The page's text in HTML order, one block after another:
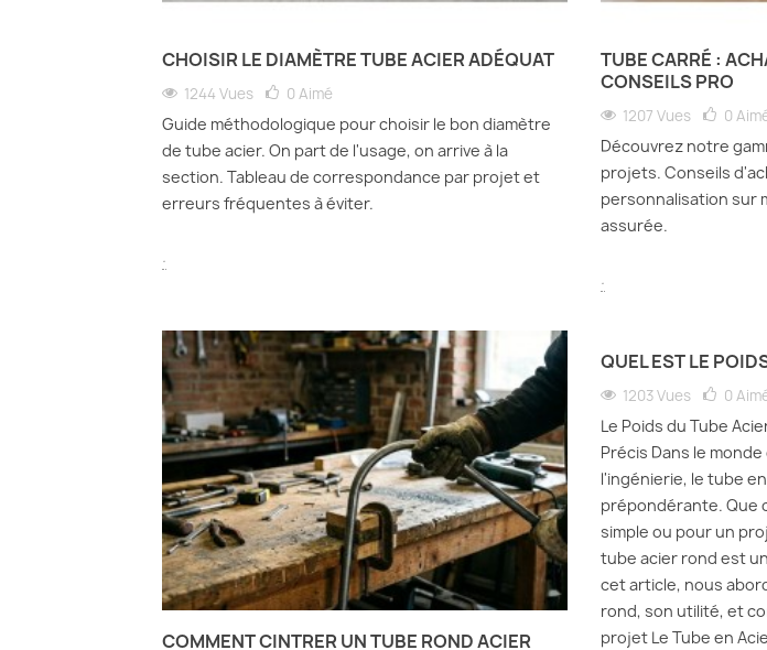
CHOISIR LE DIAMÈTRE TUBE ACIER ADÉQUAT
1244 Vues 0 Aimé
Guide méthodologique pour choisir le bon diamètre
de tube acier. On part de l'usage, on arrive à la
section. Tableau de correspondance par projet et
erreurs fréquentes à éviter.
TUBE CARRÉ :
CONSEILS PRO
1207 Vues 0
Découvrez notre
projets. Conseils
personnalisation sur
assurée.
COMMENT CINTRER UN TUBE ROND ACIER
QUEL EST LE
1203 Vues 0
Le Poids du Tube
Précis Dans le
l'ingénierie, le tube
prépondérante. Que
simple ou pour un
tube acier rond est
cet article, nous
rond, son utilité, et
projet Le Tube en